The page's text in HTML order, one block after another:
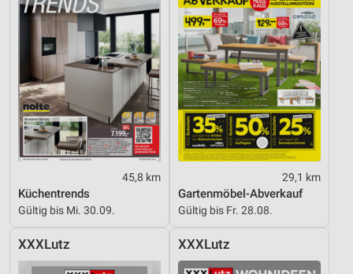
45,8 km
Küchentrends
Gültig bis Mi. 30.09.
29,1 km
Gartenmöbel-Abverkauf
Gültig bis Fr. 28.08.
XXXLutz XXXLutz